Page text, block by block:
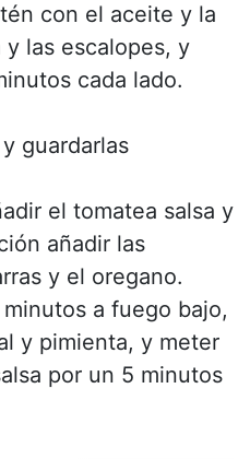
con el aceite y la
las escalopes, y
cada lado.
guardarlas
el tomatea salsa y
añadir las
y el oregano.
a fuego bajo,
y pimienta, y meter
por un 5 minutos